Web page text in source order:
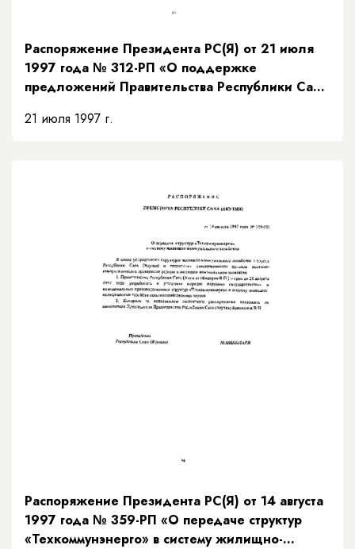
Распоряжение Президента РС(Я) от 21 июля
1997 года № 312-РП «О поддержке
предложений Правительства Республики Саха
бюджета на основании рекомендаций
21 июля 1997 г.
Распоряжение Президента РС(Я) от 14 августа
1997 года № 359-РП «О передаче структур
«Техкоммунэнерго» в систему жилищно-